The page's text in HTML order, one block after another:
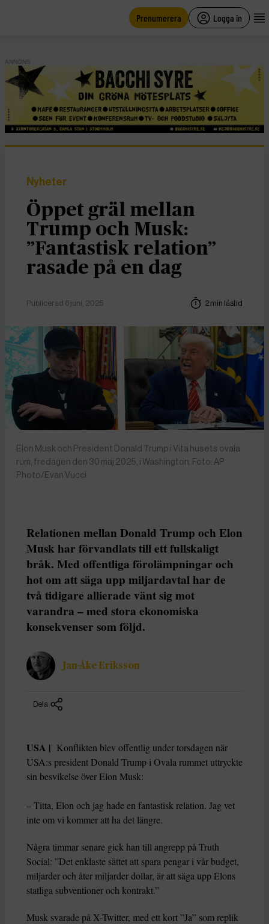
Prenumerera Logga in
ANNONS
Nyheter
Öppet gräl mellan
Trump och Musk:
”Fantastisk relation”
rasade på en dag
Publicerad 6 juni, 2025 2 min lästid
Elon Musk och President Donald Trump i Vita husets ovala
rum, fredagen den 30 maj 2025, i Washington. Foto: AP
Photo/Evan Vucci
Relationen mellan Donald Trump och Elon
Musk har förvandlats till ett fullskaligt
bråk. Med offentliga förolämpningar och
hot om att säga upp miljardavtal har de
två tidigare allierade vänt sig mot
varandra – med stora ekonomiska
konsekvenser som följd.
Jan-Åke Eriksson
Dela
USA | Konflikten blev offentlig under torsdagen när
USA:s president Donald Trump i Ovala rummet uttryckte
sin besvikelse över Elon Musk:
– Titta, Elon och jag hade en fantastisk relation. Jag vet
inte om vi kommer att ha det längre.
Några timmar senare gick han till angrepp på Truth
Social: ”Det enklaste sättet att spara pengar i vår budget,
miljarder och åter miljarder dollar, är att säga upp Elons
statliga subventioner och kontrakt.”
Musk svarade på X-Twitter, med ett kort ”Ja” som replik